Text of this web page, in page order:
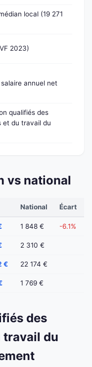
local (19 271
2023)
annuel net
qualifiés des
et du travail du
vs national
National Écart
1 848 € -6.1%
2 310 €
€ 22 174 €
1 769 €
des
travail du